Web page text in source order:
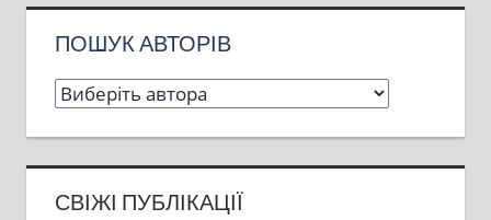
ПОШУК АВТОРІВ
СВІЖІ ПУБЛІКАЦІЇ